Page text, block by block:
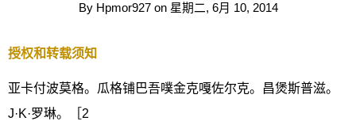
By Hpmor927 on 星期二, 6月 10, 2014
授权和转载须知
亚卡付波莫格。瓜格铺巴吾噗金克嘎佐尔克。昌煲斯普滋。
J·K·罗琳。［2